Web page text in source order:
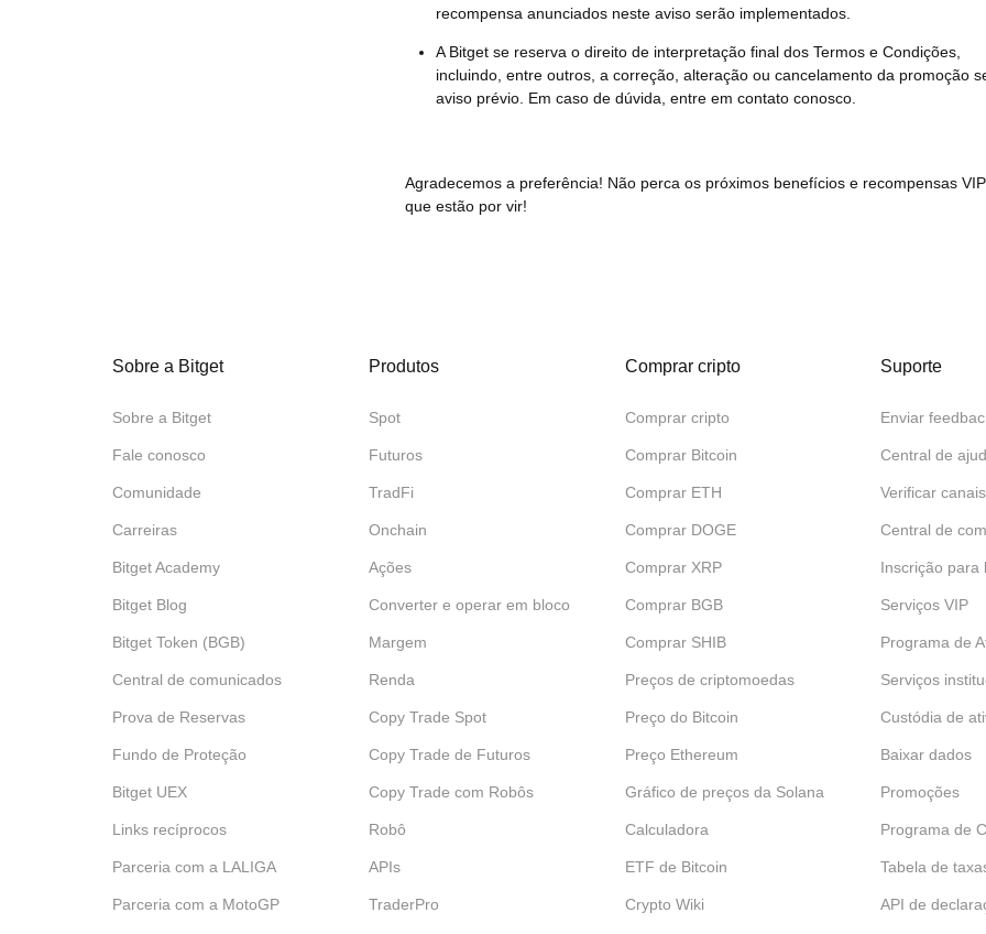
recompensa anunciados neste aviso serão implementados.
A Bitget se reserva o direito de interpretação final dos Termos e Condições,
incluindo, entre outros, a correção, alteração ou cancelamento da promoção
aviso prévio. Em caso de dúvida, entre em contato conosco.
Agradecemos a preferência! Não perca os próximos benefícios e recompensas VIP
que estão por vir!
Sobre a Bitget
Sobre a Bitget
Fale conosco
Comunidade
Carreiras
Bitget Academy
Bitget Blog
Bitget Token (BGB)
Central de comunicados
Prova de Reservas
Fundo de Proteção
Bitget UEX
Links recíprocos
Parceria com a LALIGA
Parceria com a MotoGP
Produtos
Spot
Futuros
TradFi
Onchain
Ações
Converter e operar em bloco
Margem
Renda
Copy Trade Spot
Copy Trade de Futuros
‌Copy Trade com Robôs
Robô
APIs
TraderPro
Comprar cripto
Comprar cripto
Comprar Bitcoin
Comprar ETH
Comprar DOGE
Comprar XRP
Comprar BGB
Comprar SHIB
Preços de criptomoedas
Preço do Bitcoin
Preço Ethereum
Gráfico de preços da Solana
Calculadora
ETF de Bitcoin
Crypto Wiki
Suporte
Enviar
Central de
Verificar
Central de
Inscrição para
Serviços VIP
Programa de
Serviços
Custódia de
Baixar dados
Promoções
Programa de
Tabela de
API de